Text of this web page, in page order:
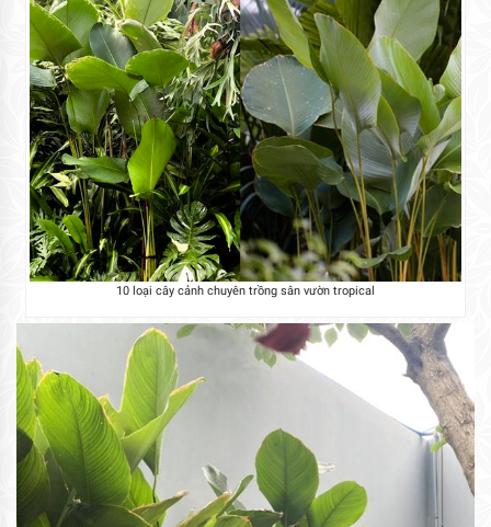
10 loại cây cảnh chuyên trồng sân vườn tropical